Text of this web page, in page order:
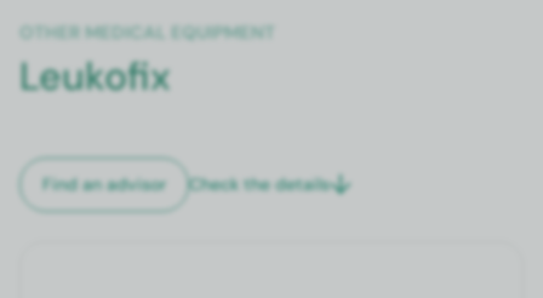
OTH­ER MED­ICAL EQUIP­MENT
Leukofix
Find an advi­sor Check the details